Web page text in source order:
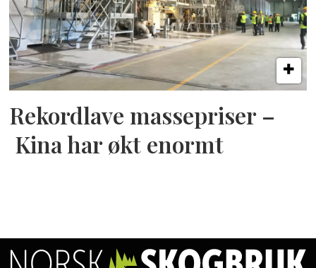
Rekordlave massepriser –
Kina har økt enormt